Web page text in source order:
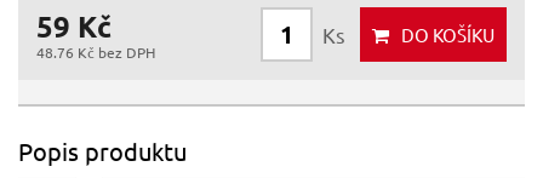
59 Kč
48.76 Kč bez DPH
Ks DO KOŠÍKU
Popis produktu